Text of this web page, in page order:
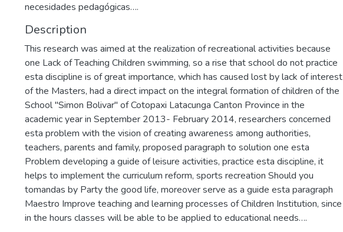
necesidades pedagógicas….
Description
This research was aimed at the realization of recreational activities because
one Lack of Teaching Children swimming, so a rise that school do not practice
esta discipline is of great importance, which has caused lost by lack of interest
of the Masters, had a direct impact on the integral formation of children of the
School "Simon Bolivar" of Cotopaxi Latacunga Canton Province in the
academic year in September 2013- February 2014, researchers concerned
esta problem with the vision of creating awareness among authorities,
teachers, parents and family, proposed paragraph to solution one esta
Problem developing a guide of leisure activities, practice esta discipline, it
helps to implement the curriculum reform, sports recreation Should you
tomandas by Party the good life, moreover serve as a guide esta paragraph
Maestro Improve teaching and learning processes of Children Institution, since
in the hours classes will be able to be applied to educational needs….